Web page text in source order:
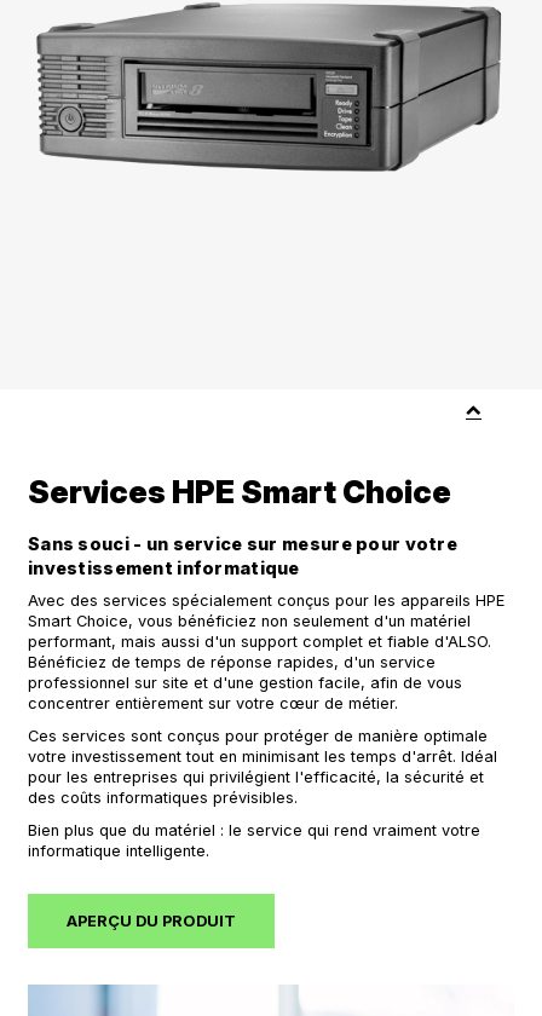
Services HPE Smart Choice
Sans souci - un service sur mesure pour votre
investissement informatique
Avec des services spécialement conçus pour les appareils HPE
Smart Choice, vous bénéficiez non seulement d'un matériel
performant, mais aussi d'un support complet et fiable d'ALSO.
Bénéficiez de temps de réponse rapides, d'un service
professionnel sur site et d'une gestion facile, afin de vous
concentrer entièrement sur votre cœur de métier.
Ces services sont conçus pour protéger de manière optimale
votre investissement tout en minimisant les temps d'arrêt. Idéal
pour les entreprises qui privilégient l'efficacité, la sécurité et
des coûts informatiques prévisibles.
Bien plus que du matériel : le service qui rend vraiment votre
informatique intelligente.
APERÇU DU PRODUIT